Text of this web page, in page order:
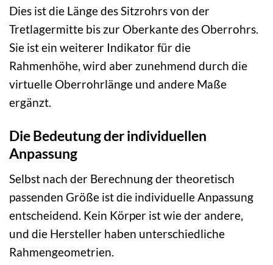
Dies ist die Länge des Sitzrohrs von der
Tretlagermitte bis zur Oberkante des Oberrohrs.
Sie ist ein weiterer Indikator für die
Rahmenhöhe, wird aber zunehmend durch die
virtuelle Oberrohrlänge und andere Maße
ergänzt.
Die Bedeutung der individuellen
Anpassung
Selbst nach der Berechnung der theoretisch
passenden Größe ist die individuelle Anpassung
entscheidend. Kein Körper ist wie der andere,
und die Hersteller haben unterschiedliche
Rahmengeometrien.